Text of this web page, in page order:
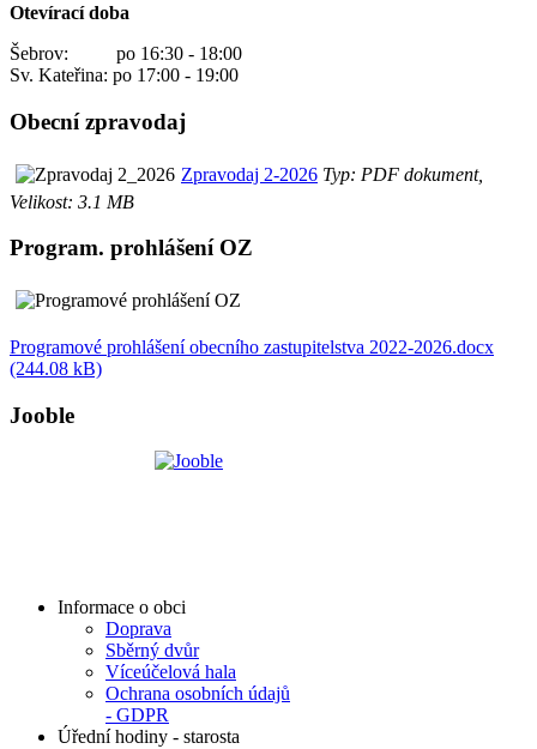
Otevírací doba
Šebrov: po 16:30 - 18:00
Sv. Kateřina: po 17:00 - 19:00
Obecní zpravodaj
Zpravodaj 2-2026 Typ: PDF dokument,
Velikost: 3.1 MB
Program. prohlášení OZ
Programové prohlášení obecního zastupitelstva 2022-2026.docx
(244.08 kB)
Jooble
Informace o obci
Doprava
Sběrný dvůr
Víceúčelová hala
Ochrana osobních údajů
- GDPR
Úřední hodiny - starosta